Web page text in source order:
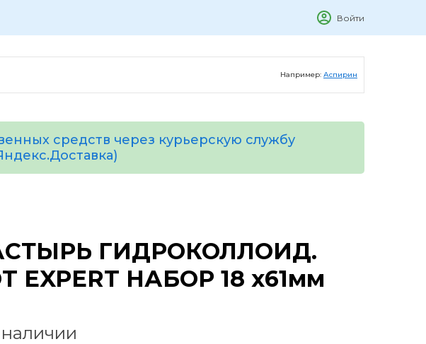
Войти
Например: Аспирин
средств через курьерскую службу
ГИДРОКОЛЛОИД.
EXPERT НАБОР 18 х61мм